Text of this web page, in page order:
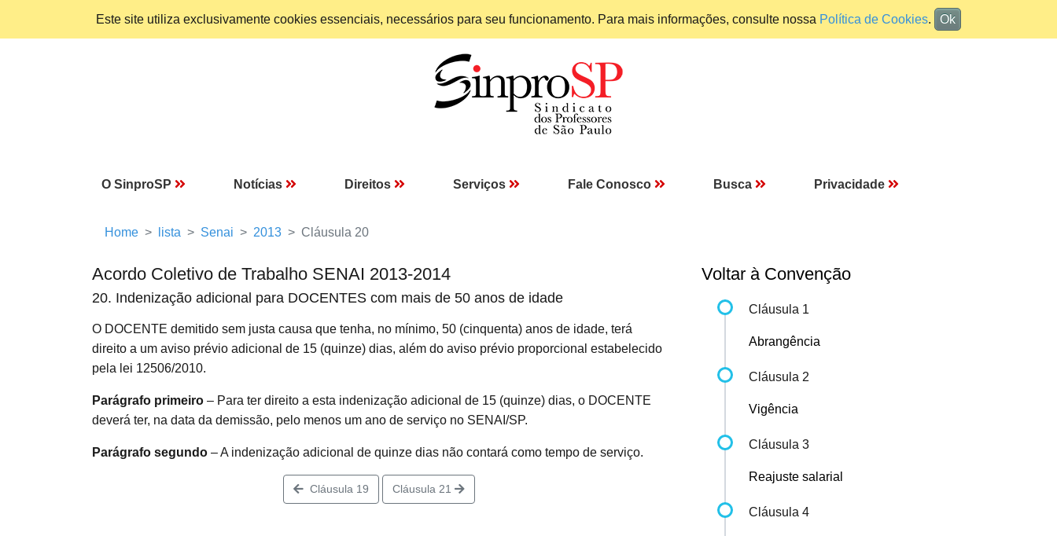
Este site utiliza exclusivamente cookies essenciais, necessários para seu funcionamento. Para mais informações, consulte nossa Política de Cookies. Ok
O SinproSP Notícias Direitos Serviços Fale Conosco Busca Privacidade
Home lista Senai 2013 Cláusula 20
Acordo Coletivo de Trabalho SENAI 2013-2014
20. Indenização adicional para DOCENTES com mais de 50 anos de idade
O DOCENTE demitido sem justa causa que tenha, no mínimo, 50 (cinquenta) anos de idade, terá
direito a um aviso prévio adicional de 15 (quinze) dias, além do aviso prévio proporcional estabelecido
pela lei 12506/2010.
Parágrafo primeiro – Para ter direito a esta indenização adicional de 15 (quinze) dias, o DOCENTE
deverá ter, na data da demissão, pelo menos um ano de serviço no SENAI/SP.
Parágrafo segundo – A indenização adicional de quinze dias não contará como tempo de serviço.
Cláusula 19 Cláusula 21
Voltar à Convenção
Cláusula 1
Abrangência
Cláusula 2
Vigência
Cláusula 3
Reajuste salarial
Cláusula 4